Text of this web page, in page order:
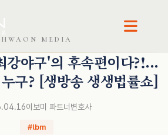
HWAON MEDIA
강야구'의 후속편이다?!...
구? [생방송 생생법률쇼]
이보미 파트너변호사
#lbm